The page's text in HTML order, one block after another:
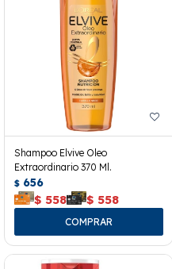
Shampoo Elvive Oleo
Extraordinario 370 Ml.
$ 656
$ 558 $ 558